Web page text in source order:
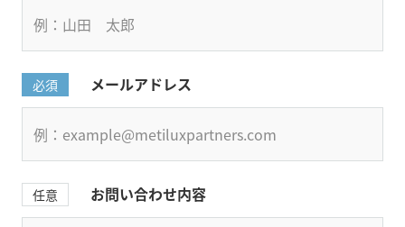
必須 メールアドレス
任意 お問い合わせ内容